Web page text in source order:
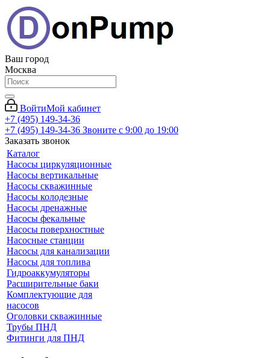
Ваш город
Москва
ВойтиМой кабинет
+7 (495) 149-34-36
+7 (495) 149-34-36 Звоните с 9:00 до 19:00
Заказать звонок
Каталог
Насосы циркуляционные
Насосы вертикальные
Насосы скважинные
Насосы колодезные
Насосы дренажные
Насосы фекальные
Насосы поверхностные
Насосные станции
Насосы для канализации
Насосы для топлива
Гидроаккумуляторы
Расширительные баки
Комплектующие для
насосов
Оголовки скважинные
Трубы ПНД
Фитинги для ПНД